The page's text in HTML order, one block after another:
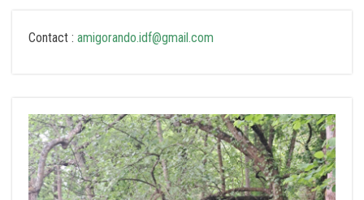
Contact : amigorando.idf@gmail.com